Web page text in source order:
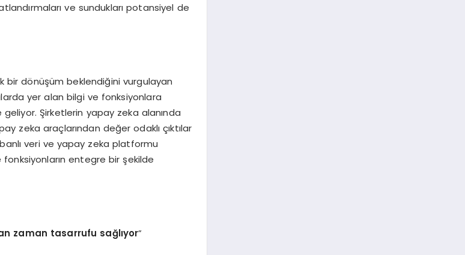
ve sundukları potansiyel de
bir dönüşüm beklendiğini vurgulayan
yer alan bilgi ve fonksiyonlara
Şirketlerin yapay zeka alanında
zeka araçlarından değer odaklı çıktılar
veri ve yapay zeka platformu
entegre bir şekilde
zaman tasarrufu sağlıyor”